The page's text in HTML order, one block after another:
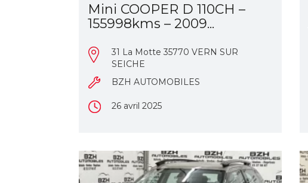
Mini COOPER D 110CH –
155998kms – 2009...
31 La Motte 35770 VERN SUR
SEICHE
BZH AUTOMOBILES
26 avril 2025